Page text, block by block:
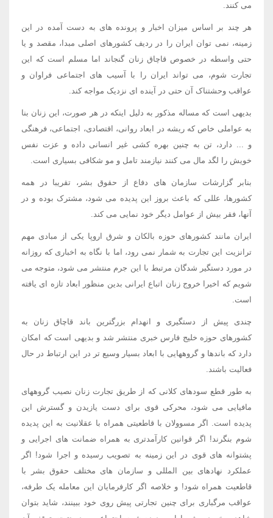
می کنند.
هر چند بر اساس میزان اخبار و پرونده های به دست آمده در این
زمینه، نمی توان ایران را در ردیف کشورهای اصلی مبدا، مقصد و یا
حتی واسطه در خصوص قاچاق زنان گنجاند اما مسلم است که این
تجارت شوم، می تواند ایران را با آسیب های اجتماعی فراوان و
عواقب وحشتناک آن حتی در آینده ای نزدیک مواجه کند.
بدیهی است که مساله مذکور به دلیل اینکه در هر صورت، این زنان بنا
به عواملی خاص که ریشه در ابعاد روانی، اقتصادی، اجتماعی، فرهنگی
و ... دارد، تن به چنین بهره کشی غیر انسانی داده و عزت نفس
خویش را لگد مال می کنند نیازمند تامل و مو شکافی بسیاری است.
بنابر گزارشات سازمان های دفاع از حقوق بشر، تقریبا در همه
کشورها، عللی که باعث بروز این پدیده می شود، مشترک بوده و در
آنها، فقر بیش از عوامل دیگر خود نمایی می کند.
ایران مانند کشورهای حوزه بالکان و شرق اروپا یکی از مبادی مهم
ترانزیت این تجارت به شمار نمی رود، اما با نگاه به اخباری که روزانه
در مورد دستگیر شدگان مرتبط با این جرم منتشر می شود، متوجه می
شویم که اخیرا خروج زنان اتباع ایرانی بدین منظور ابعاد تازه ای یافته
است.
چندی پیش از دستگیری و انهدام بزرگترین باند قاچاق زنان به
کشورهای حوزه خلیج فارس خبری منتشر شد و بدیهی است که امکان
دارد که باندها و گروههایی با ابعاد بسیار وسیع تر در این ارتباط در حال
فعالیت باشند.
به طور قطع سودهای کلانی که از طریق تجارت زنان نصیب گروههای
مافیایی می شود، محرکی قوی برای دست یازیدن و گسترش این
پدیده است. اگر مسوولان با قاطعیتی همراه با عقلانیت به این پدیده
شوم بنگرند! اگر قوانین کارآمدتری به همراه ضمانت های اجرایی و
پشتوانه های قوی در این زمینه به تصویب رسیده و اجرا شود! اگر
عملکرد نهادهای بین المللی و سازمان های مختلف حقوق بشر با
قاطعیت همراه شود! و خلاصه اگر کارفرمایان این معامله یک طرفه،
عواقب مرگباری برای چنین تجارتی پیش روی خود ببینند، شاید بتوان